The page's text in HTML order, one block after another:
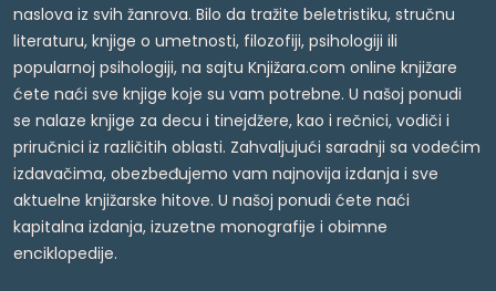
naslova iz svih žanrova. Bilo da tražite beletristiku, stručnu
literaturu, knjige o umetnosti, filozofiji, psihologiji ili
popularnoj psihologiji, na sajtu Knjižara.com online knjižare
ćete naći sve knjige koje su vam potrebne. U našoj ponudi
se nalaze knjige za decu i tinejdžere, kao i rečnici, vodiči i
priručnici iz različitih oblasti. Zahvaljujući saradnji sa vodećim
izdavačima, obezbeđujemo vam najnovija izdanja i sve
aktuelne knjižarske hitove. U našoj ponudi ćete naći
kapitalna izdanja, izuzetne monografije i obimne
enciklopedije.